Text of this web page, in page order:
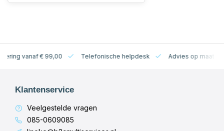
vanaf € 99,00 Telefonische helpdesk Advies op maat
Klantenservice
Veelgestelde vragen
085-0609085